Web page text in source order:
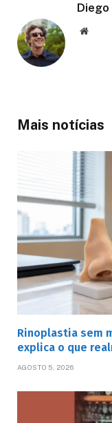
Mais notícias
Rinoplastia sem
explica o que
AGOSTO 5, 2026